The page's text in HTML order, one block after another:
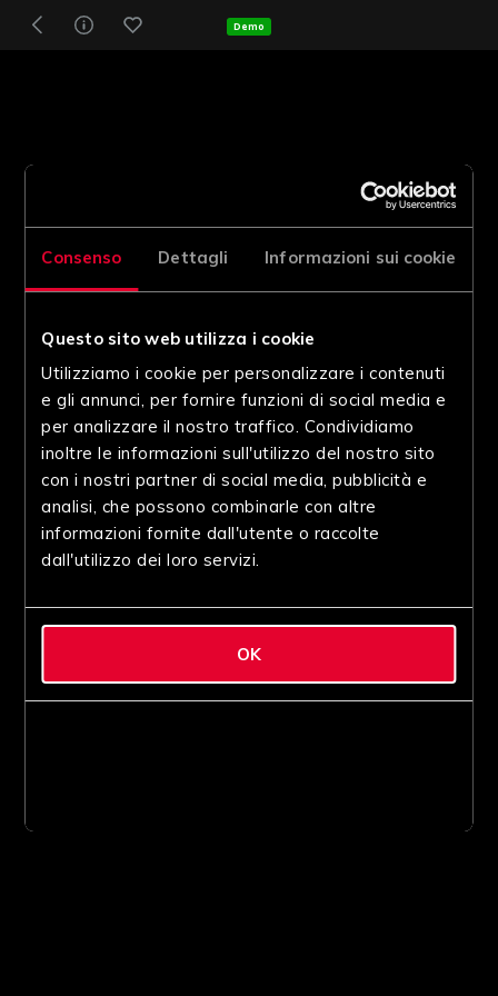
Consenso Dettagli Informazioni sui cookie
Questo sito web utilizza i cookie
Utilizziamo i cookie per personalizzare i contenuti
e gli annunci, per fornire funzioni di social media e
per analizzare il nostro traffico. Condividiamo
inoltre le informazioni sull'utilizzo del nostro sito
con i nostri partner di social media, pubblicità e
analisi, che possono combinarle con altre
informazioni fornite dall'utente o raccolte
dall'utilizzo dei loro servizi.
OK
Demo